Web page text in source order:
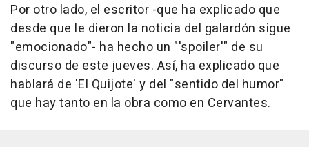
Por otro lado, el escritor -que ha explicado que
desde que le dieron la noticia del galardón sigue
"emocionado"- ha hecho un "'spoiler'" de su
discurso de este jueves. Así, ha explicado que
hablará de 'El Quijote' y del "sentido del humor"
que hay tanto en la obra como en Cervantes.